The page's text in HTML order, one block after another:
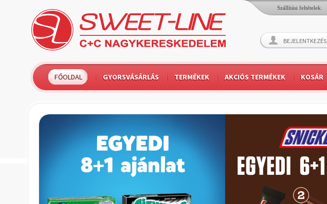
Szállítási feltételek.
BEJELENTKEZÉS
FŐOLDAL GYORSVÁSÁRLÁS TERMÉKEK AKCIÓS TERMÉKEK KOSÁR